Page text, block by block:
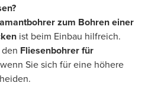
zum Bohren einer
ist beim Einbau hilfreich.
Fliesenbohrer für
Sie sich für eine höhere